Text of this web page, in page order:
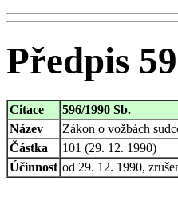
Předpis
Citace
596/1990 Sb.
Název
Zákon o vožbách
Částka
101 (29. 12. 1990)
Účinnost od 29. 12. 1990,